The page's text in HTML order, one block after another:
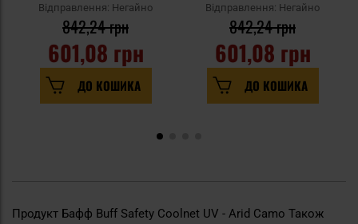
Відправлення: Негайно
601,08 грн
842,24 грн
ДО КОШИКА
Відправлення: Негайно
601,08 грн
842,24 грн
ДО КОШИКА
Продукт Бафф Buff Safety Coolnet UV - Arid Camo Також